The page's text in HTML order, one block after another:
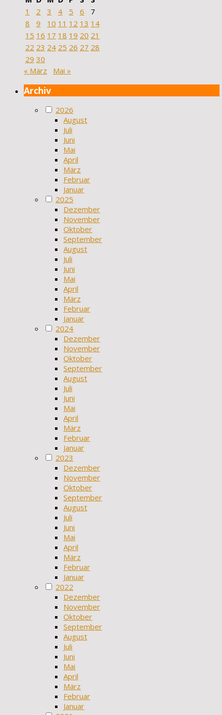
1
2 3 4 5 6
7
8
9 10 11 12 13 14
15 16 17 18 19 20 21
22 23 24 25 26 27 28
29 30
« März
Mai »
Archiv
2026
August
Juli
Juni
Mai
April
März
Februar
Januar
2025
Dezember
November
Oktober
September
August
Juli
Juni
Mai
April
März
Februar
Januar
2024
Dezember
November
Oktober
September
August
Juli
Juni
Mai
April
März
Februar
Januar
2023
Dezember
November
Oktober
September
August
Juli
Juni
Mai
April
März
Februar
Januar
2022
Dezember
November
Oktober
September
August
Juli
Juni
Mai
April
März
Februar
Januar